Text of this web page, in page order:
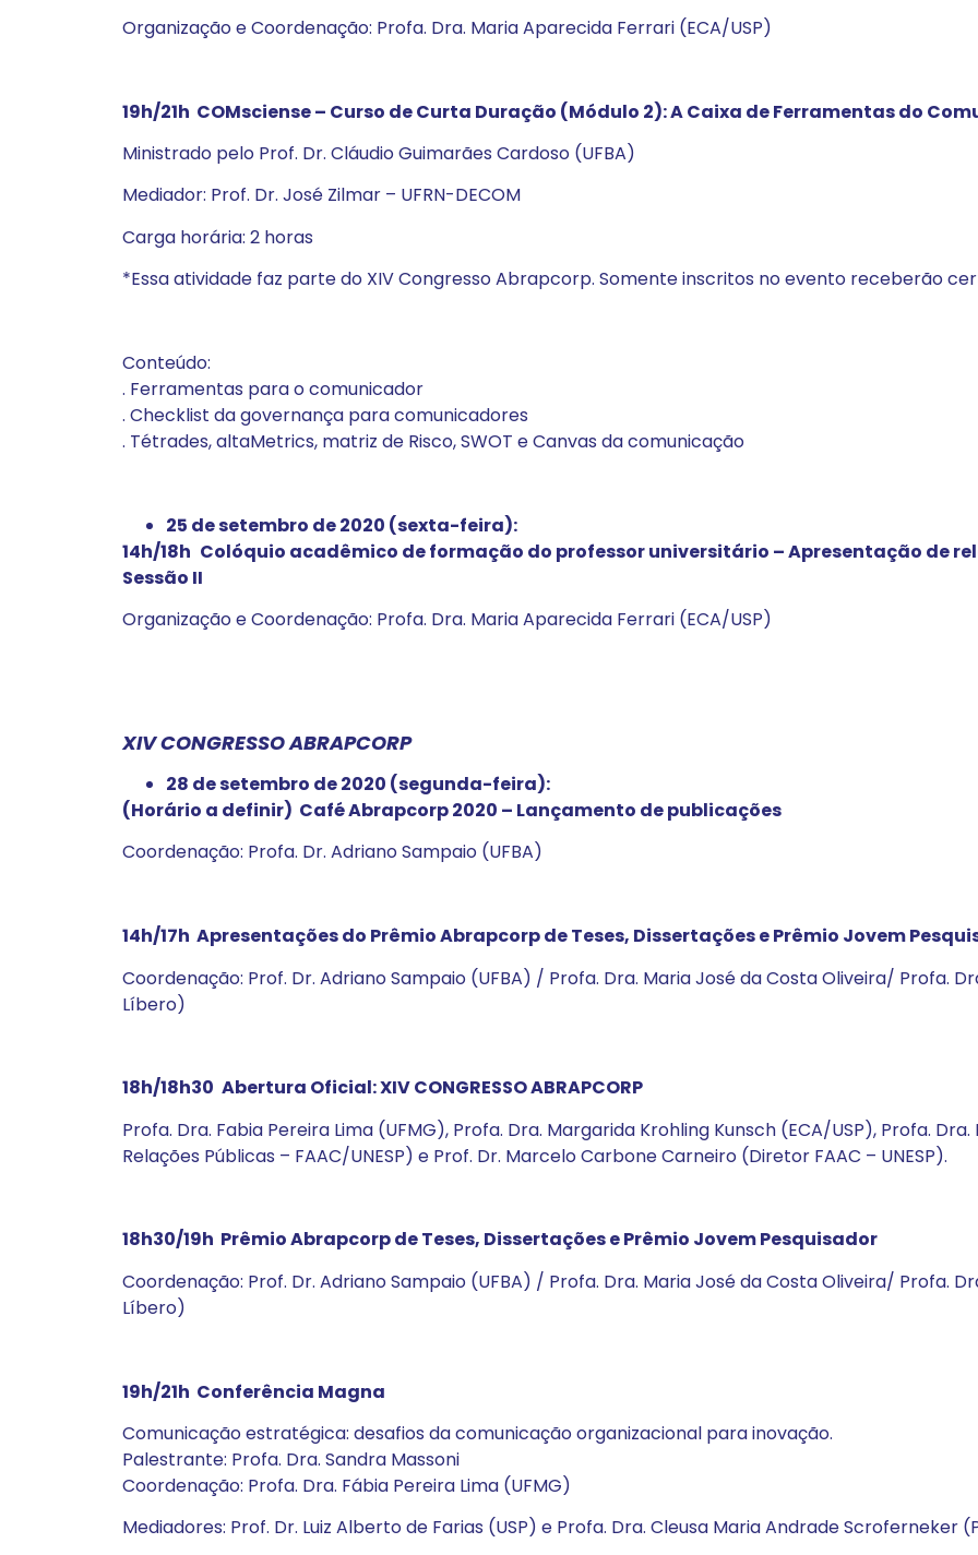
Organização e Coordenação: Profa. Dra. Maria Aparecida Ferrari (ECA/USP)
19h/21h COMsciense – Curso de Curta Duração (Módulo 2): A Caixa de Ferramentas do
Ministrado pelo Prof. Dr. Cláudio Guimarães Cardoso (UFBA)
Mediador: Prof. Dr. José Zilmar – UFRN-DECOM
Carga horária: 2 horas
*Essa atividade faz parte do XIV Congresso Abrapcorp. Somente inscritos no evento receberão
Conteúdo:
. Ferramentas para o comunicador
. Checklist da governança para comunicadores
. Tétrades, altaMetrics, matriz de Risco, SWOT e Canvas da comunicação
25 de setembro de 2020 (sexta-feira):
14h/18h Colóquio acadêmico de formação do professor universitário – Apresentação de
Sessão II
Organização e Coordenação: Profa. Dra. Maria Aparecida Ferrari (ECA/USP)
XIV CONGRESSO ABRAPCORP
28 de setembro de 2020 (segunda-feira):
(Horário a definir) Café Abrapcorp 2020 – Lançamento de publicações
Coordenação: Profa. Dr. Adriano Sampaio (UFBA)
14h/17h Apresentações do Prêmio Abrapcorp de Teses, Dissertações e Prêmio Jovem
Coordenação: Prof. Dr. Adriano Sampaio (UFBA) / Profa. Dra. Maria José da Costa Oliveira/ Profa.
Líbero)
18h/18h30 Abertura Oficial: XIV CONGRESSO ABRAPCORP
Profa. Dra. Fabia Pereira Lima (UFMG), Profa. Dra. Margarida Krohling Kunsch (ECA/USP), Profa.
Relações Públicas – FAAC/UNESP) e Prof. Dr. Marcelo Carbone Carneiro (Diretor FAAC – UNESP).
18h30/19h Prêmio Abrapcorp de Teses, Dissertações e Prêmio Jovem Pesquisador
Coordenação: Prof. Dr. Adriano Sampaio (UFBA) / Profa. Dra. Maria José da Costa Oliveira/ Profa.
Líbero)
19h/21h Conferência Magna
Comunicação estratégica: desafios da comunicação organizacional para inovação.
Palestrante: Profa. Dra. Sandra Massoni
Coordenação: Profa. Dra. Fábia Pereira Lima (UFMG)
Mediadores: Prof. Dr. Luiz Alberto de Farias (USP) e Profa. Dra. Cleusa Maria Andrade Scroferneker